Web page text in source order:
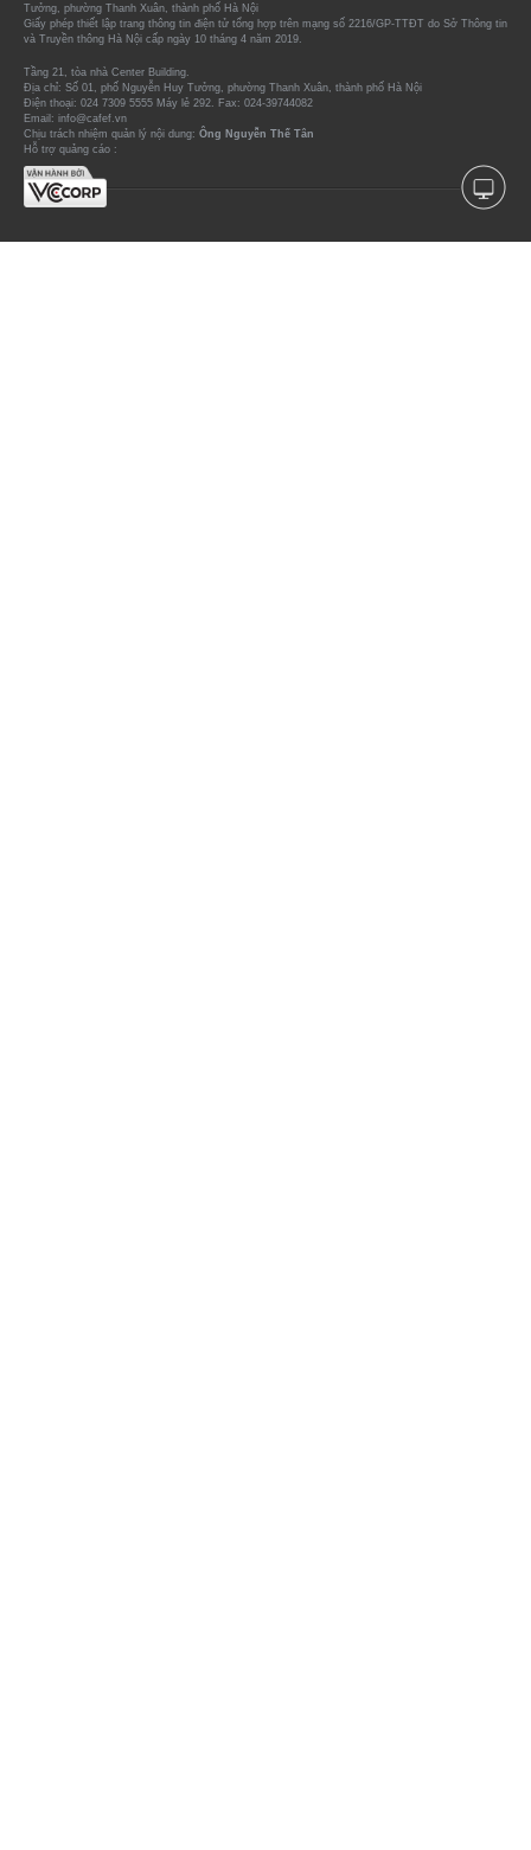
Tưởng, phường Thanh Xuân, thành phố Hà Nội
Giấy phép thiết lập trang thông tin điện tử tổng hợp trên mạng số 2216/GP-TTĐT do Sở Thông tin
và Truyền thông Hà Nội cấp ngày 10 tháng 4 năm 2019.
Tầng 21, tòa nhà Center Building.
Địa chỉ: Số 01, phố Nguyễn Huy Tưởng, phường Thanh Xuân, thành phố Hà Nội
Điện thoại: 024 7309 5555 Máy lẻ 292. Fax: 024-39744082
Email: info@cafef.vn
Chịu trách nhiệm quản lý nội dung: Ông Nguyễn Thế Tân
Hỗ trợ quảng cáo :